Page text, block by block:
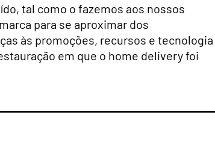
tal como o fazemos aos nossos
para se aproximar dos
às promoções, recursos e tecnologia
em que o home delivery foi